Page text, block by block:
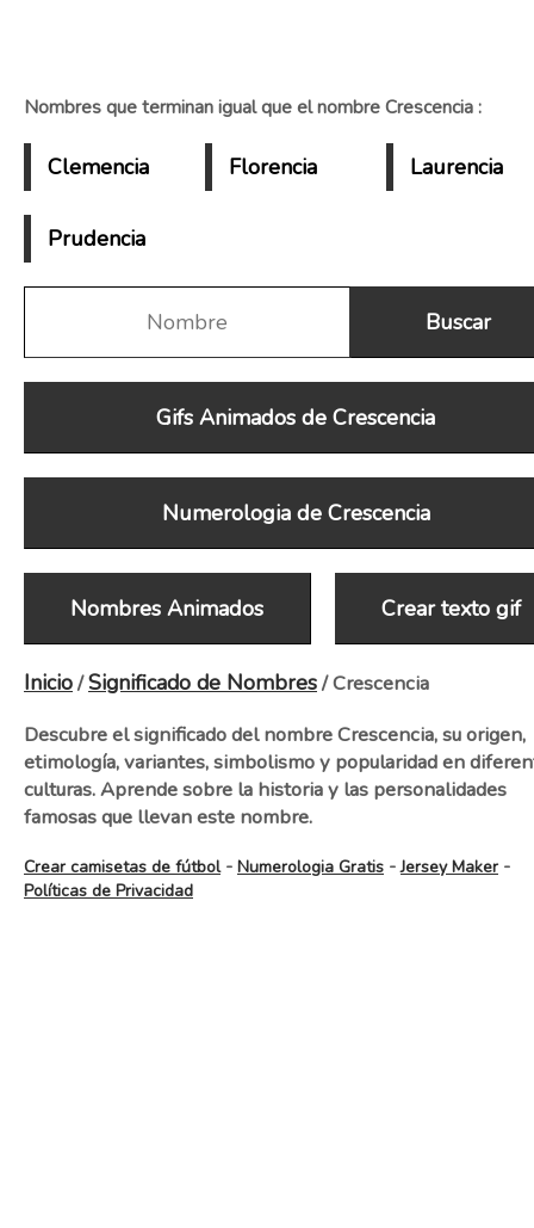
Nombres que terminan igual que el nombre Crescencia :
Clemencia Florencia Laurencia
Prudencia
Gifs Animados de Crescencia
Numerologia de Crescencia
Nombres Animados Crear texto gif
Inicio/Significado de Nombres/ Crescencia
Descubre el significado del nombre Crescencia, su origen,
etimología, variantes, simbolismo y popularidad en
culturas. Aprende sobre la historia y las personalidades
famosas que llevan este nombre.
Crear camisetas de fútbol- Numerologia Gratis -Jersey Maker-
Políticas de Privacidad